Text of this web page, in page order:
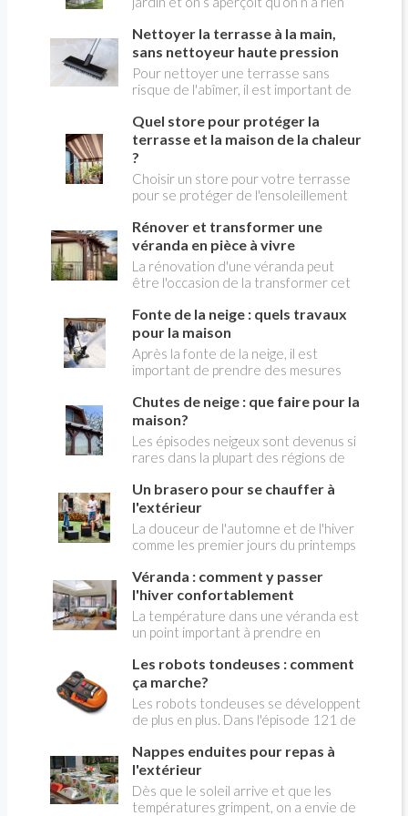
réhabiliter, les curer, en utiliser l'eau
et pour quelle utilisation. Cet article
répond à ces questions.
pliantes, desserte, BBQ, mais aussi
outils de jardinage. Vous auriez bien
besoin d’un abri de jardin que vous
monterez éventuellement vous-même
.
Nettoyer la terrasse à la main,
sans nettoyeur haute pression
Pour nettoyer une terrasse sans
risque de l'abîmer, il est important de
bons produits en fonction du matériau
de votre terrasse (bois, pierre, béton,
carrelage, etc.). On peut se passer
d'un nettoyeur haute pression qui, mal
utilisé, risque d'abîmer la terrasse. Il
existe des nettoyeurs mécaniques à
brosse . Testez toujours vos produits
de nettoyage sur une petite surface
discrète avant de nettoyer toute la
terrasse.
Quel store pour protéger la
terrasse et la maison de la chaleur
?
Choisir un store pour votre terrasse
pour se protéger de l'ensoleillement
plusieurs facteurs pour bien le choisir
en fonction de vos besoins et de vos
préférences. La nécessité d'un
protection de la maison contre la
hausse des températures extérieures
liées à l'ensoleillement va devenir un
point crucial de confort dans les
prochaines années.
Rénover et transformer une
véranda en pièce à vivre
La rénovation d'une véranda peut
être l'occasion de la transformer cet
fonctionnelle, véritable extension de
votre maison. Un certain nombre
d'étapes sont à prendre en compte
pour ce projet.
Fonte de la neige : quels travaux
pour la maison
Après la fonte de la neige, il est
important de prendre des mesures
potentiels et pour assurer la sécurité
autour de votre maison. Un certain
nombre d'actions sont à prendre en
compte.
Chutes de neige : que faire pour la
maison?
Les épisodes neigeux sont devenus si
rares dans la plupart des régions de
quand une quantité significative de
neige se met à tomber. La maison est
exposée à un certains nombre de
problèmes.
Un brasero pour se chauffer à
l'extérieur
La douceur de l'automne et de l'hiver
comme les premier jours du printemps
terrasse et du balcon permettent de
s'y réunir autour d'un braséro.
Véranda : comment y passer
l'hiver confortablement
La température dans une véranda est
un point important à prendre en
projet de construction. En effet, la
véranda est une pièce
majoritairement composée de vitrage
et les risques de déperdition de
chaleur sont donc bien présents. Plus
encore, historiquement les vérandas
n’étaient pas conçues pour être
utilisées toute l’année. A l’approche
de l’hiver, lorsque les premiers frimas
s’installent, beaucoup d’entre nous
Les robots tondeuses : comment
ça marche?
Les robots tondeuses se développent
de plus en plus. Dans l'épisode 121 de
podcast LA MAISON DE CHRISTIAN, a
été diffusée l'interview vidéo de
Joeffrey FERETTE, directeur
marketing et e-commerce chez Worx
Nappes enduites pour repas à
l'extérieur
Dès que le soleil arrive et que les
températures grimpent, on a envie de